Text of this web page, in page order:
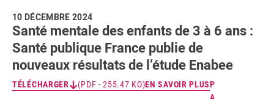
10 DÉCEMBRE 2024
Santé mentale des enfants de 3 à 6 ans :
Santé publique France publie de
nouveaux résultats de l’étude Enabee
TÉLÉCHARGER (PDF - 255.47 KO)EN SAVOIR PLUSP